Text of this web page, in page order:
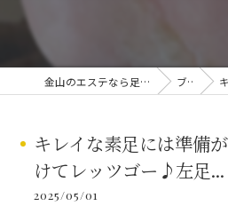
金山のエステなら足の角質ケア専門店 Orion ブログ キ
キレイな素足には準備
けてレッツゴー♪左足...
2025/05/01